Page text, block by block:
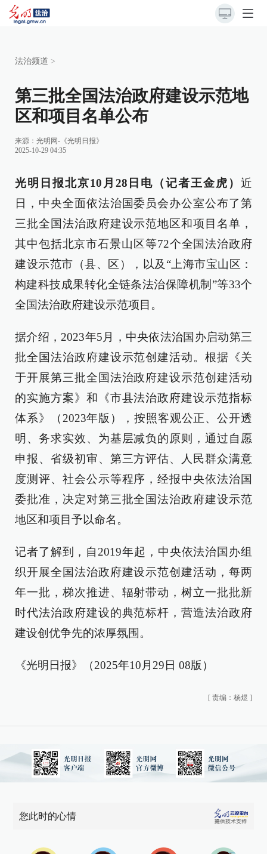
法治频道 >
第三批全国法治政府建设示范地
区和项目名单公布
来源： 光明网-《光明日报》
2025-10-29 04:35
光明日报北京10月28日电（记者王金虎） 近
日，中央全面依法治国委员会办公室公布了第
三批全国法治政府建设示范地区和项目名单，
其中包括北京市石景山区等72个全国法治政府
建设示范市（县、区），以及“上海市宝山区：
构建科技成果转化全链条法治保障机制”等33个
全国法治政府建设示范项目。
据介绍，2023年5月，中央依法治国办启动第三
批全国法治政府建设示范创建活动。根据《关
于开展第三批全国法治政府建设示范创建活动
的实施方案》和《市县法治政府建设示范指标
体系》（2023年版），按照客观公正、公开透
明、务求实效、为基层减负的原则，通过自愿
申报、省级初审、第三方评估、人民群众满意
度测评、社会公示等程序，经报中央依法治国
委批准，决定对第三批全国法治政府建设示范
地区和项目予以命名。
记者了解到，自2019年起，中央依法治国办组
织开展全国法治政府建设示范创建活动，每两
年一批，梯次推进、辐射带动，树立一批批新
时代法治政府建设的典范标杆，营造法治政府
建设创优争先的浓厚氛围。
《光明日报》（2025年10月29日 08版）
[ 责编：杨煜 ]
您此时的心情